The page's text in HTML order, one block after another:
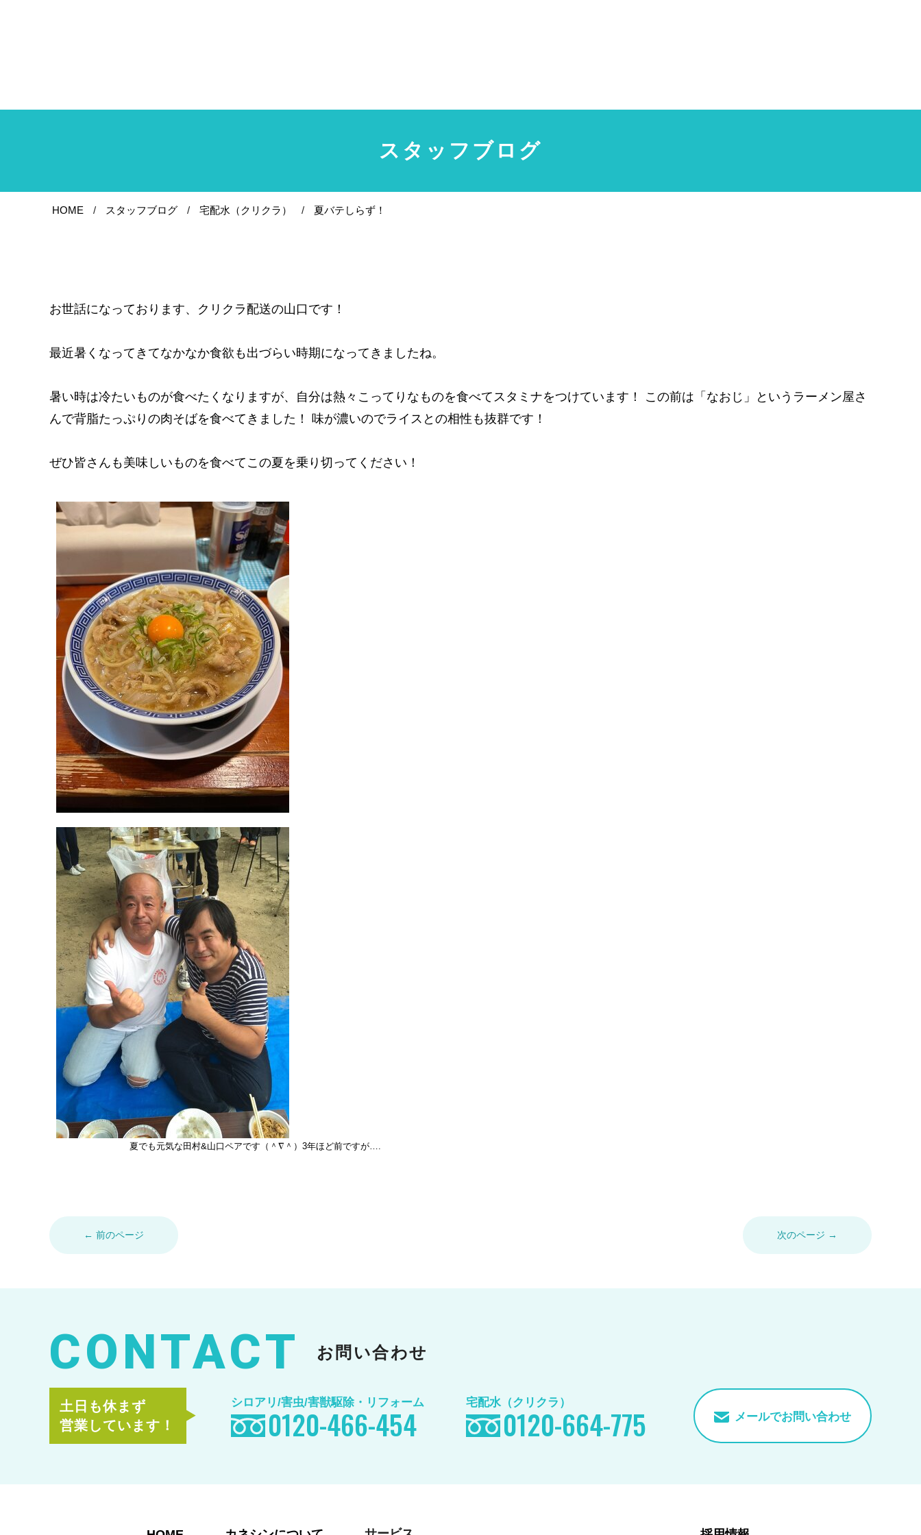
スタッフブログ
HOME スタッフブログ 宅配水（クリクラ） 夏バテしらず！
お世話になっております、クリクラ配送の山口です！
最近暑くなってきてなかなか食欲も出づらい時期になってきましたね。
暑い時は冷たいものが食べたくなりますが、自分は熱々こってりなものを食べてスタミナをつけています！ この前は「なおじ」というラーメン屋さ
んで背脂たっぷりの肉そばを食べてきました！ 味が濃いのでライスとの相性も抜群です！
ぜひ皆さんも美味しいものを食べてこの夏を乗り切ってください！
夏でも元気な田村&山口ペアです（＾∇＾）3年ほど前ですが….
← 前のページ 次のページ →
CONTACT お問い合わせ
土日も休まず
営業しています！
シロアリ/害虫/害獣駆除・リフォーム
0120-466-454
宅配水（クリクラ）
0120-664-775 メールでお問い合わせ